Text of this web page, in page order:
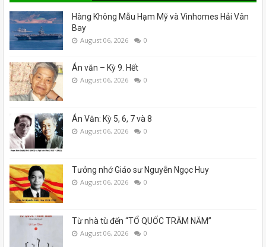
Hàng Không Mẫu Hạm Mỹ và Vinhomes Hải Vân
Bay
August 06, 2026 0
Án văn – Kỳ 9. Hết
August 06, 2026 0
Án Văn: Kỳ 5, 6, 7 và 8
August 06, 2026 0
Tưởng nhớ Giáo sư Nguyễn Ngọc Huy
August 06, 2026 0
Từ nhà tù đến “TỔ QUỐC TRĂM NĂM”
August 06, 2026 0